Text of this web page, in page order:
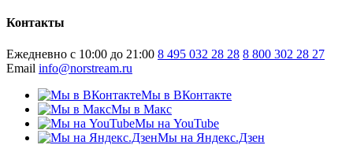
Контакты
Ежедневно с 10:00 до 21:00 8 495 032 28 28 8 800 302 28 27
Email info@norstream.ru
Мы в ВКонтакте
Мы в Макс
Мы на YouTube
Мы на Яндекс.Дзен